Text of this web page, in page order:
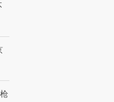
休达
大增长引擎是什么？